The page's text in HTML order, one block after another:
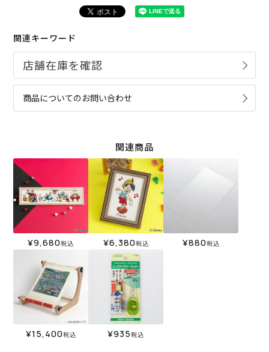
関連キーワード
商品についてのお問い合わせ
関連商品
¥9,680税込 ¥6,380税込 ¥880税込
¥15,400税込 ¥935税込